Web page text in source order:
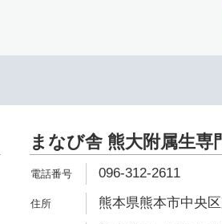
まなび舎 熊大附属生専
096-312-2611
熊本県熊本市中央